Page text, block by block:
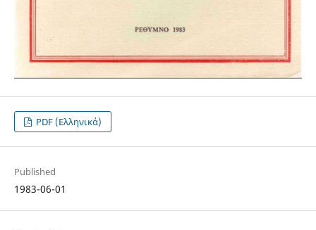
PDF (Ελληνικά)
Published
1983-06-01